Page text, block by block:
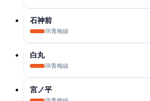
石神前
JR青梅線
白丸
JR青梅線
宮ノ平